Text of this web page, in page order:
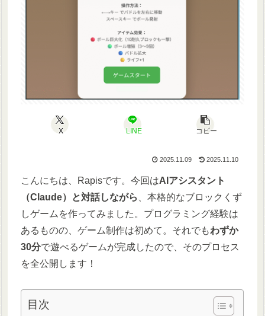
X LINE コピー
2025.11.09 2025.11.10
こんにちは、Rapisです。今回はAIアシスタント
（Claude）と対話しながら
、本格的なブロックくず
しゲームを作ってみました。プログラミング経験は
あるものの、ゲーム制作は初めて。それでもわずか
30分で遊べるゲームが完成したので、そのプロセス
を全公開します！
目次